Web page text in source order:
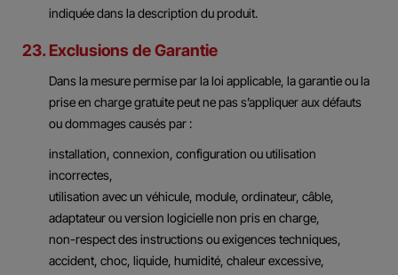
indiquée dans la description du produit.
23. Exclusions de Garantie
Dans la mesure permise par la loi applicable, la garantie ou la
prise en charge gratuite peut ne pas s’appliquer aux défauts
ou dommages causés par :
installation, connexion, configuration ou utilisation
incorrectes,
utilisation avec un véhicule, module, ordinateur, câble,
adaptateur ou version logicielle non pris en charge,
non-respect des instructions ou exigences techniques,
accident, choc, liquide, humidité, chaleur excessive,